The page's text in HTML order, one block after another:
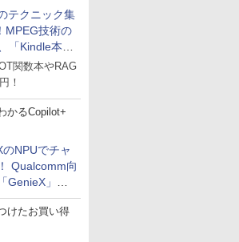
テクニック集
MPEG技術の
「Kindle本サ
2弾開始！
関数本やRAG
！
かるCopilot+
NPUでチャ
Qualcomm向
GenieX」を
けたお買い得